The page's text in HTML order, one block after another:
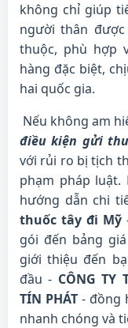
không chỉ giúp
người thân
thuộc, phù hợp
hàng đặc biệt,
hai quốc gia.
Nếu không am
điều kiện gửi
với rủi ro bị tịch
phạm pháp luật.
hướng dẫn chi
thuốc tây đi Mỹ
gói đến bảng
giới thiệu đến
đầu - CÔNG TY
TÍN PHÁT - đồng
nhanh chóng và